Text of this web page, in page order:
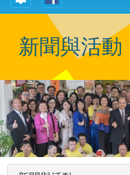
navigation
新聞與活動